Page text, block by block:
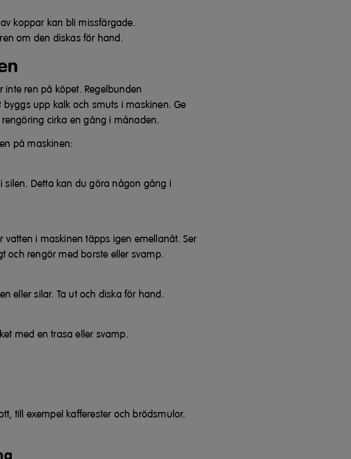
koppar kan bli missfärgade.
om den diskas för hand.
ren på köpet. Regelbunden
upp kalk och smuts i maskinen. Ge
cirka en gång i månaden.
på maskinen:
silen. Detta kan du göra någon gång i
i maskinen täpps igen emellanåt. Ser
och rengör med borste eller svamp.
eller silar. Ta ut och diska för hand.
med en trasa eller svamp.
till exempel kafferester och brödsmulor.